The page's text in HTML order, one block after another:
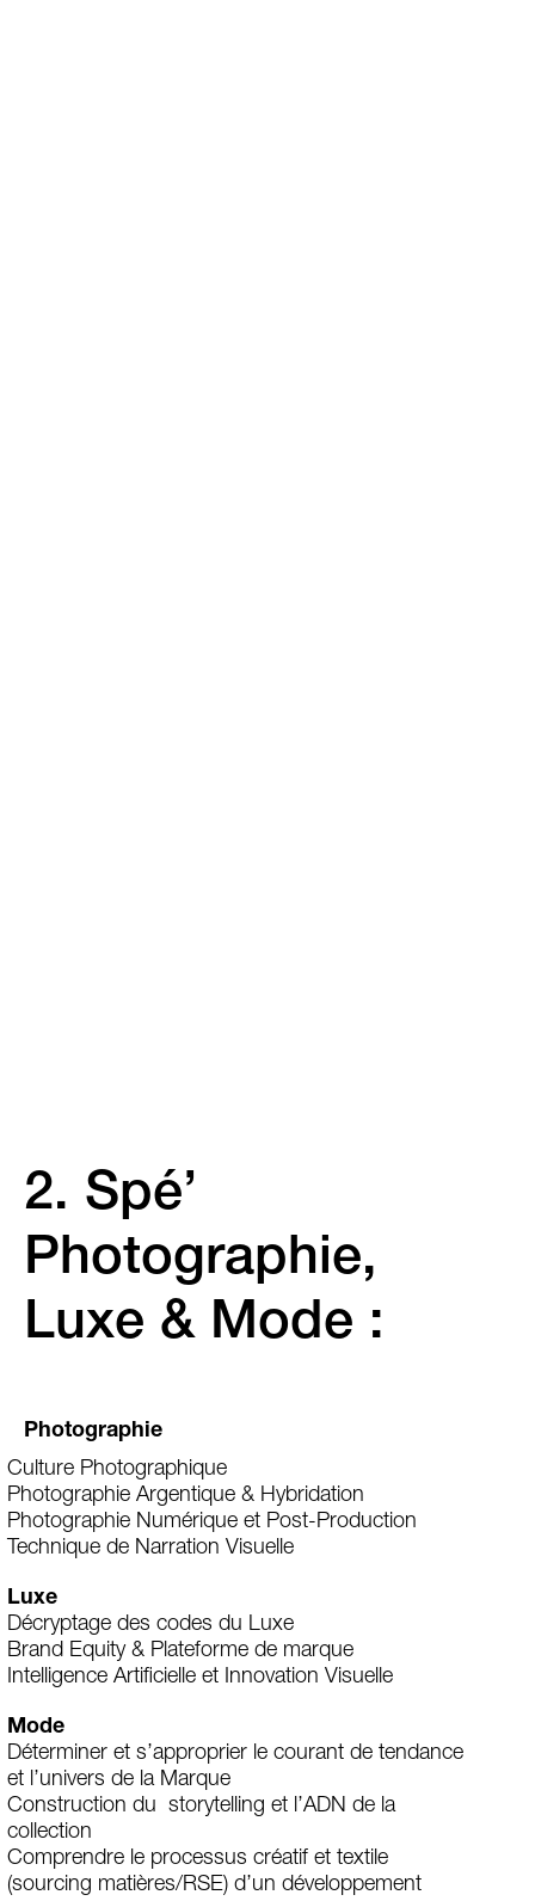
2. Spé’
Photographie,
Luxe & Mode :
Photographie
Culture Photographique
Photographie Argentique & Hybridation
Photographie Numérique et Post-Production
Technique de Narration Visuelle
Luxe
Décryptage des codes du Luxe
Brand Equity & Plateforme de marque
Intelligence Artificielle et Innovation Visuelle
Mode
Déterminer et s’approprier le courant de tendance
et l’univers de la Marque
Construction du storytelling et l’ADN de la
collection
Comprendre le processus créatif et textile
(sourcing matières/RSE) d’un développement